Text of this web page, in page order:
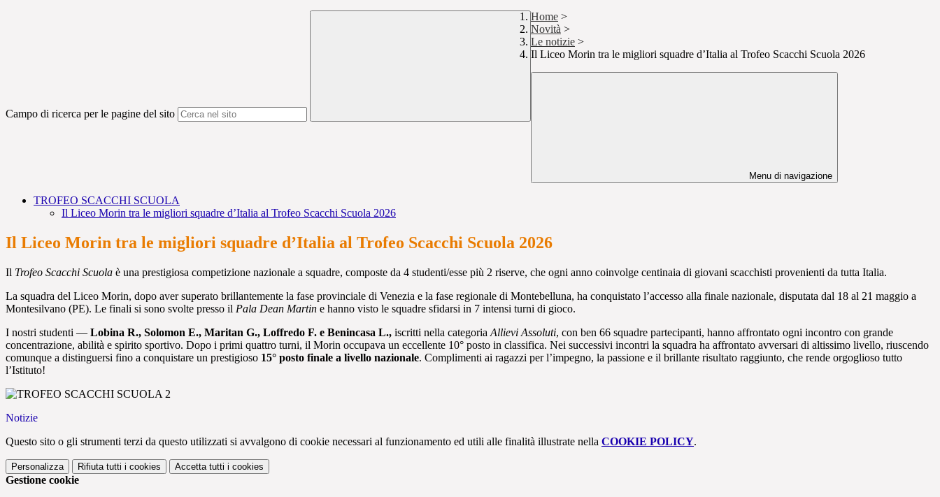
Campo di ricerca per le pagine del sito
Home >
Novità >
Le notizie >
Il Liceo Morin tra le migliori squadre d’Italia al Trofeo Scacchi Scuola 2026
Menu di navigazione
TROFEO SCACCHI SCUOLA
Il Liceo Morin tra le migliori squadre d’Italia al Trofeo Scacchi Scuola 2026
Il Liceo Morin tra le migliori squadre d’Italia al Trofeo Scacchi Scuola 2026
Il Trofeo Scacchi Scuola è una prestigiosa competizione nazionale a squadre, composte da 4 studenti/esse più 2 riserve, che ogni anno coinvolge centinaia di giovani scacchisti provenienti da tutta Italia.
La squadra del Liceo Morin, dopo aver superato brillantemente la fase provinciale di Venezia e la fase regionale di Montebelluna, ha conquistato l’accesso alla finale nazionale, disputata dal 18 al 21 maggio a
Montesilvano (PE). Le finali si sono svolte presso il Pala Dean Martin e hanno visto le squadre sfidarsi in 7 intensi turni di gioco.
I nostri studenti — Lobina R., Solomon E., Maritan G., Loffredo F. e Benincasa L., iscritti nella categoria Allievi Assoluti, con ben 66 squadre partecipanti, hanno affrontato ogni incontro con grande
concentrazione, abilità e spirito sportivo. Dopo i primi quattro turni, il Morin occupava un eccellente 10° posto in classifica. Nei successivi incontri la squadra ha affrontato avversari di altissimo livello, riuscendo
comunque a distinguersi fino a conquistare un prestigioso 15° posto finale a livello nazionale. Complimenti ai ragazzi per l’impegno, la passione e il brillante risultato raggiunto, che rende orgoglioso tutto
l’Istituto!
Notizie
Questo sito o gli strumenti terzi da questo utilizzati si avvalgono di cookie necessari al funzionamento ed utili alle finalità illustrate nella COOKIE POLICY.
Personalizza Rifiuta tutti i cookies Accetta tutti i cookies
Gestione cookie